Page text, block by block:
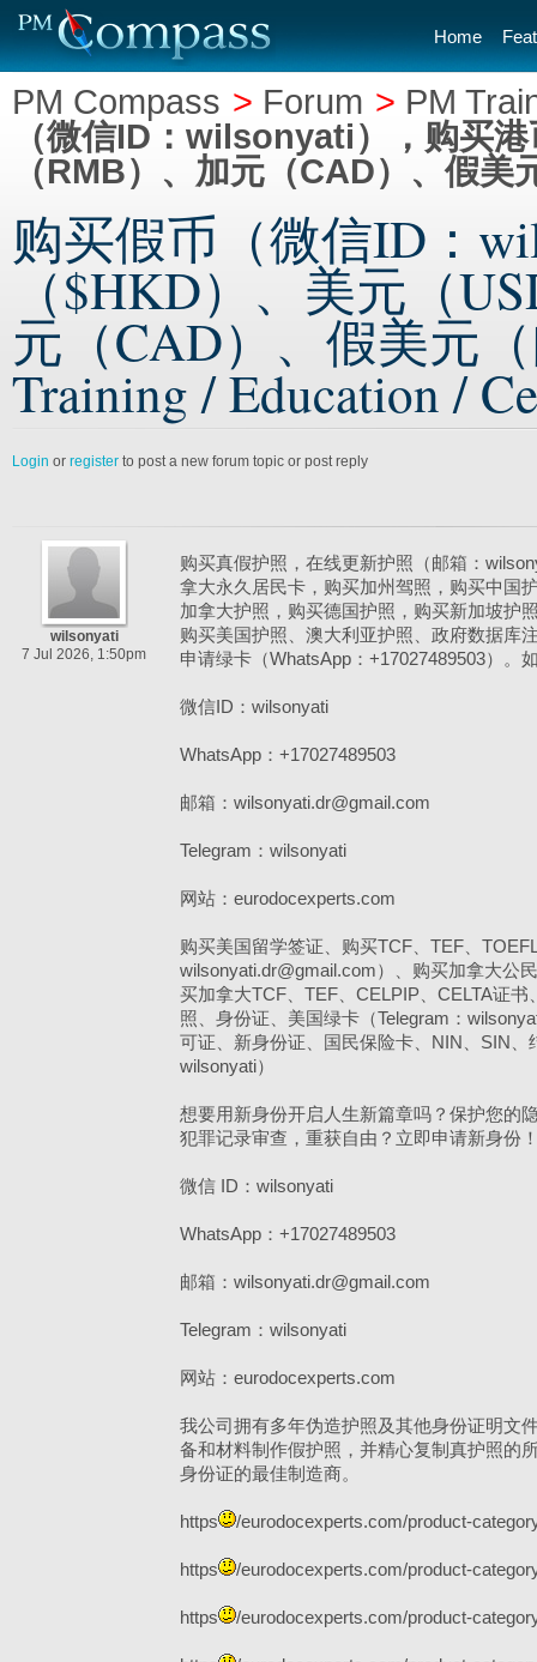
Home
PM Compass > Forum > PM
（微信ID：wilsonyati），购买
（RMB）、加元（CAD）、假
购买假币（微信ID：
（$HKD）、美元（
元（CAD）、假美元
Training / Education /
Login or register to post a new forum topic or post reply
wilsonyati
7 Jul 2026, 1:50pm
购买真假护照，在线更新护照（邮箱：
拿大永久居民卡，购买加州驾照，购买中国
加拿大护照，购买德国护照，购买新加坡护
购买美国护照、澳大利亚护照、政府数据库
申请绿卡（WhatsApp：+17027489503）。
微信ID：wilsonyati
WhatsApp：+17027489503
邮箱：wilsonyati.dr@gmail.com
Telegram：wilsonyati
网站：eurodocexperts.com
购买美国留学签证、购买TCF、TEF、
wilsonyati.dr@gmail.com）、购买加拿大公
买加拿大TCF、TEF、CELPIP、CELTA证
照、身份证、美国绿卡（Telegram：
可证、新身份证、国民保险卡、NIN、SIN、
wilsonyati）
想要用新身份开启人生新篇章吗？保护您的
犯罪记录审查，重获自由？立即申请新身份
微信 ID：wilsonyati
WhatsApp：+17027489503
邮箱：wilsonyati.dr@gmail.com
Telegram：wilsonyati
网站：eurodocexperts.com
我公司拥有多年伪造护照及其他身份证明文
备和材料制作假护照，并精心复制真护照的
身份证的最佳制造商。
https /eurodocexperts.com/product-
https /eurodocexperts.com/product-
https /eurodocexperts.com/product-